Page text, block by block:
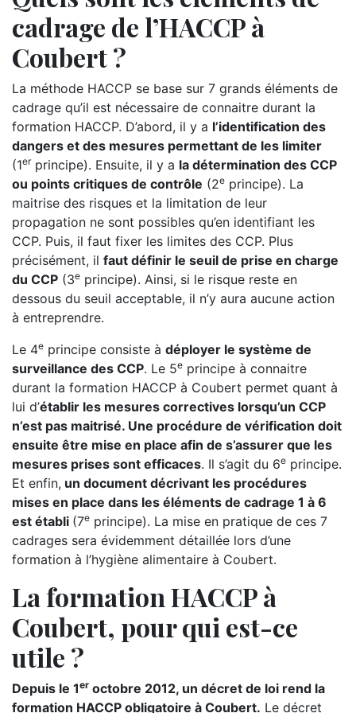
cadrage de l’HACCP à
Coubert ?
La méthode HACCP se base sur 7 grands éléments de
cadrage qu’il est nécessaire de connaitre durant la
formation HACCP. D’abord, il y a l’identification des
dangers et des mesures permettant de les limiter
(1erprincipe). Ensuite, il y a la détermination des CCP
ou points critiques de contrôle (2e principe). La
maitrise des risques et la limitation de leur
propagation ne sont possibles qu’en identifiant les
CCP. Puis, il faut fixer les limites des CCP. Plus
précisément, il faut définir le seuil de prise en charge
du CCP (3e principe). Ainsi, si le risque reste en
dessous du seuil acceptable, il n’y aura aucune action
à entreprendre.
Le 4e principe consiste à déployer le système de
surveillance des CCP. Le 5e principe à connaitre
durant la formation HACCP à Coubert permet quant à
lui d’établir les mesures correctives lorsqu’un CCP
n’est pas maitrisé. Une procédure de vérification doit
ensuite être mise en place afin de s’assurer que les
mesures prises sont efficaces. Il s’agit du 6e principe.
Et enfin, un document décrivant les procédures
mises en place dans les éléments de cadrage 1 à 6
est établi (7e principe). La mise en pratique de ces 7
cadrages sera évidemment détaillée lors d’une
formation à l’hygiène alimentaire à Coubert.
La formation HACCP à
Coubert, pour qui est-ce
utile ?
Depuis le 1er octobre 2012, un décret de loi rend la
formation HACCP obligatoire à Coubert. Le décret